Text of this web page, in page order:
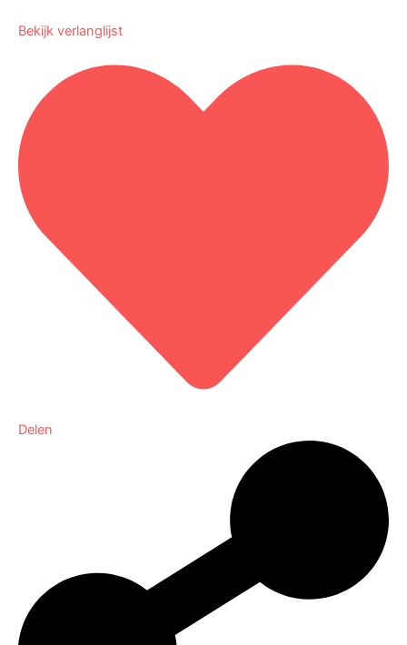
Bekijk verlanglijst
Delen